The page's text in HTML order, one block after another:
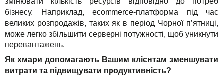
бізнесу. Наприклад, ecommerce-платформа під час
великих розпродажів, таких як в період Чорної п’ятниці,
може легко збільшити серверні потужності, щоб уникнути
перевантажень.
Як хмари допомагають Вашим клієнтам зменшувати
витрати та підвищувати продуктивність?